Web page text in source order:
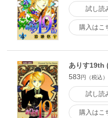
試し読
購入はこ
ありす19th
583円（税込）
試し読
購入はこ